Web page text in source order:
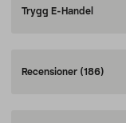
Trygg E-Handel
Recensioner (186)